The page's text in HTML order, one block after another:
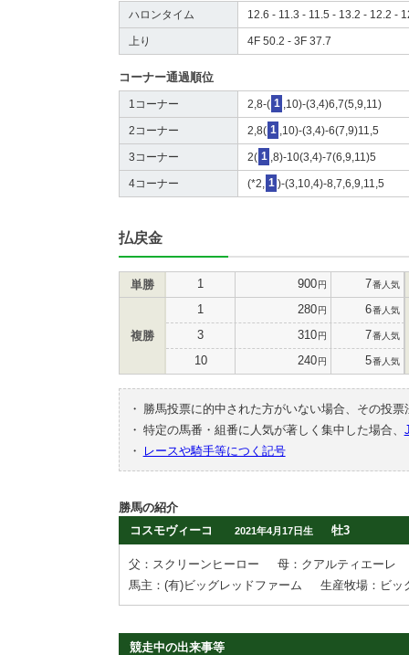
ハロンタイム 12.6 - 11.3 - 11.5 - 13.2 - 12.2 -
上り 4F 50.2 - 3F 37.7
コーナー通過順位
1コーナー 2,8-( 1 ,10)-(3,4)6,7(5,9,11)
2コーナー 2,8( 1 ,10)-(3,4)-6(7,9)11,5
3コーナー 2( 1 ,8)-10(3,4)-7(6,9,11)5
4コーナー (*2, 1 )-(3,10,4)-8,7,6,9,11,5
払戻金
単勝 1 900円 7番人気
複勝
1 280円 6番人気
3 310円 7番人気
10 240円 5番人気
・
勝馬投票に的中された方がいない場合、その投
・ 特定の馬番・組番に人気が著しく集中した場合、
・
レースや騎手等につく記号
勝馬の紹介
コスモヴィーコ
2021年4月17日生 牡3
父：スクリーンヒーロー
母：クアルティエーレ
馬主：(有)ビッグレッドファーム
生産牧場：ビッ
競走中の出来事等